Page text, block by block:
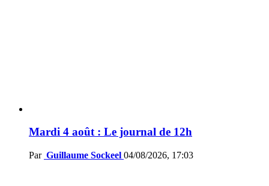
Mardi 4 août : Le journal de 12h
Par Guillaume Sockeel 04/08/2026, 17:03